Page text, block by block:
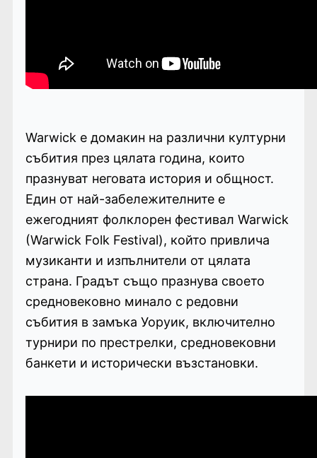
Warwick е домакин на различни културни
събития през цялата година, които
празнуват неговата история и общност.
Един от най-забележителните е
ежегодният фолклорен фестивал Warwick
(Warwick Folk Festival), който привлича
музиканти и изпълнители от цялата
страна. Градът също празнува своето
средновековно минало с редовни
събития в замъка Уоруик, включително
турнири по престрелки, средновековни
банкети и исторически възстановки.